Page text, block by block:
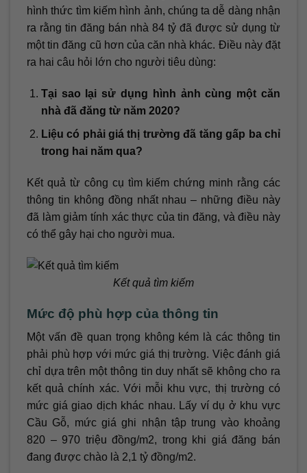
hình thức tìm kiếm hình ảnh, chúng ta dễ dàng nhận
ra rằng tin đăng bán nhà 84 tỷ đã được sử dụng từ
một tin đăng cũ hơn của căn nhà khác. Điều này đặt
ra hai câu hỏi lớn cho người tiêu dùng:
Tại sao lại sử dụng hình ảnh cùng một căn
nhà đã đăng từ năm 2020?
Liệu có phải giá thị trường đã tăng gấp ba chỉ
trong hai năm qua?
Kết quả từ công cụ tìm kiếm chứng minh rằng các
thông tin không đồng nhất nhau – những điều này
đã làm giảm tính xác thực của tin đăng, và điều này
có thể gây hại cho người mua.
Kết quả tìm kiếm
Mức độ phù hợp của thông tin
Một vấn đề quan trọng không kém là các thông tin
phải phù hợp với mức giá thị trường. Việc đánh giá
chỉ dựa trên một thông tin duy nhất sẽ không cho ra
kết quả chính xác. Với mỗi khu vực, thị trường có
mức giá giao dịch khác nhau. Lấy ví dụ ở khu vực
Cầu Gỗ, mức giá ghi nhận tập trung vào khoảng
820 – 970 triệu đồng/m2, trong khi giá đăng bán
đang được chào là 2,1 tỷ đồng/m2.